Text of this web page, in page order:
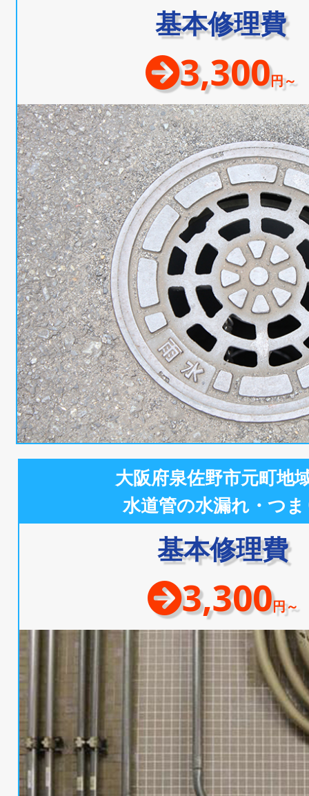
基本修理費
3,300円～
大阪府泉佐野市元町地
水道管の水漏れ・つ
基本修理費
3,300円～